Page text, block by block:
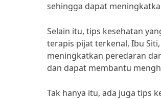
sehingga dapat
Selain itu, tips kesehatan
terapis pijat terkenal, Ibu
meningkatkan peredaran
dan dapat membantu
Tak hanya itu, ada juga tips